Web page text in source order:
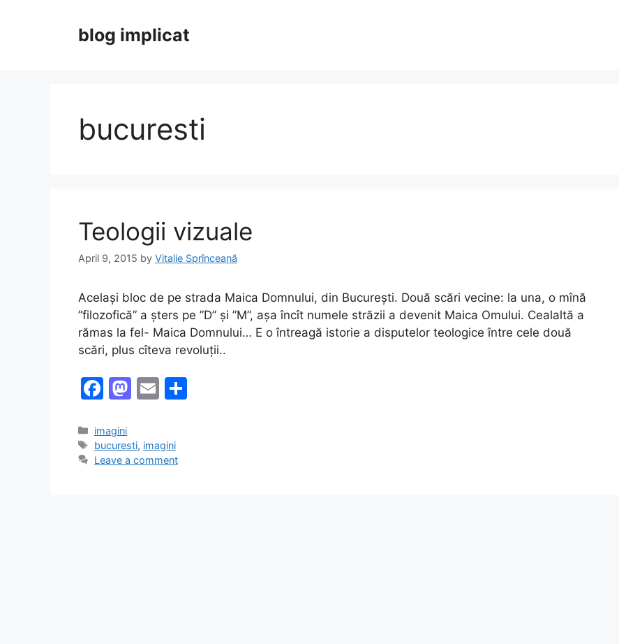
blog implicat
bucuresti
Teologii vizuale
April 9, 2015 by Vitalie Sprînceană
Același bloc de pe strada Maica Domnului, din București. Două scări vecine: la una, o mînă
”filozofică” a șters pe ”D” și ”M”, așa încît numele străzii a devenit Maica Omului. Cealaltă a
rămas la fel- Maica Domnului… E o întreagă istorie a disputelor teologice între cele două
scări, plus cîteva revoluții..
F
c
e
M
o
E
l
Categories
imagini
Tags
bucuresti, imagini
Leave a comment